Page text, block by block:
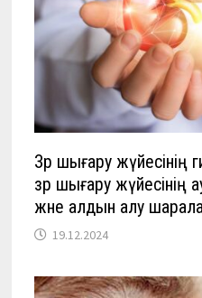
Зәр шығару жүйесінің
зәр шығару жүйесінің
және алдын алу
19.12.2024